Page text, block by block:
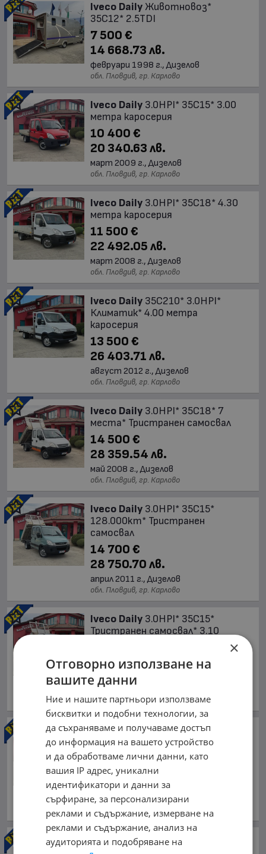
Iveco DailyЖивотновоз*
35C12* 2.5TDI
7 500 €
14 668.73 лв.
февруари 1998 г., Дизелов
обл. Пловдив, гр. Карлово
Iveco Daily 3.0HPI* 35C15* 3.00
метра каросерия
10 400 €
20 340.63 лв.
март 2009 г., Дизелов
обл. Пловдив, гр. Карлово
Iveco Daily 3.0HPI* 35C18* 4.30
метра каросерия
11 500 €
22 492.05 лв.
март 2008 г., Дизелов
обл. Пловдив, гр. Карлово
Iveco Daily 35C210* 3.0HPI*
Климатик* 4.00 метра
каросерия
13 500 €
26 403.71 лв.
август 2012 г., Дизелов
обл. Пловдив, гр. Карлово
Iveco Daily 3.0HPI* 35C18* 7
места* Тристранен самосвал
14 500 €
28 359.54 лв.
май 2008 г., Дизелов
обл. Пловдив, гр. Карлово
Iveco Daily 3.0HPI* 35C15*
128.000km* Тристранен
самосвал
14 700 €
28 750.70 лв.
април 2011 г., Дизелов
обл. Пловдив, гр. Карлово
Iveco Daily 3.0HPI* 35C15*
Тристранен самосвал* 3.10
14 700 €
28 750.70 лв.
юли 2009 г., Дизелов
обл. Пловдив, гр. Карлово
Iveco Daily3.0HPI* 35C15*
Тристранен самосвал* 3.20
метра кош
14 800 €
28 946.28 лв.
февруари 2008 г., Дизелов
обл. Пловдив, гр. Карлово
Iveco Daily3.0HPI* 35C15*
Тристранен самосвал* 2.70
×
Отговорно използване на
вашите данни
Ние и нашите партньори използваме
бисквитки и подобни технологии, за
да съхраняваме и получаваме достъп
до информация на вашето устройство
и да обработваме лични данни, като
вашия IP адрес, уникални
идентификатори и данни за
сърфиране, за персонализирани
реклами и съдържание, измерване на
реклами и съдържание, анализ на
аудиторията и подобряване на